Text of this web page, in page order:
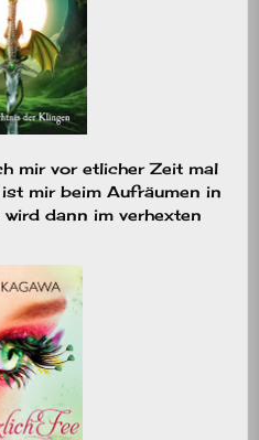
mir vor etlicher Zeit mal
mir beim Aufräumen in
dann im verhexten